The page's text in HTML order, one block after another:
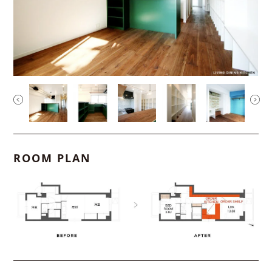
ROOM PLAN